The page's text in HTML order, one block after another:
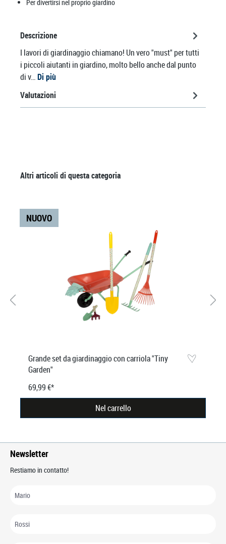
Per divertirsi nel proprio giardino
Descrizione
I lavori di giardinaggio chiamano! Un vero "must" per tutti
i piccoli aiutanti in giardino, molto bello anche dal punto
di v…Di più
Valutazioni
Salta la galleria dei prodotti
Altri articoli di questa categoria
NUOVO
Grande set da giardinaggio con carriola "Tiny
Garden"
69,99 €*
Nel carrello
Newsletter
Restiamo in contatto!